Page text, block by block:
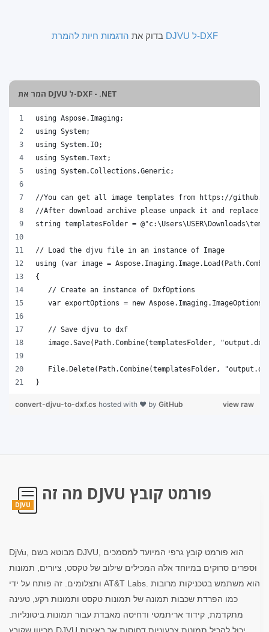
בדוק את הדגמות חיות להמרת DJVU ל-DXF
המר את DJVU ל-DXF - .NET
}
view raw
convert-djvu-to-dxf.cs hosted with ❤ by GitHub
DJVU
מה זה DJVU פורמט קובץ
DjVu, מבוטא בשם DJVU, הוא פורמט קובץ גרפי המיועד למסמכים
וספרים סרוקים במיוחד אלה המכילים שילוב של טקסט, ציורים, תמונות
ותצלומים. זה פותח על ידי AT&T Labs. הוא משתמש בטכניקות מרובות
כמו הפרדת שכבות תמונה של תמונות טקסט ותמונות רקע, טעינה
מתקדמת, קידוד אריתמטי ודחיסה מאבדת עבור תמונות ביטונליות.
מכיוון שקובץ DJVU יכול להכיל תמונות צבעוניות דחוסות אך באיכות